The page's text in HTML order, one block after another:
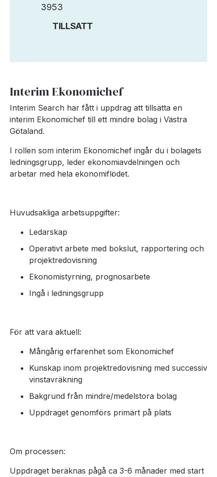
3953
TILLSATT
Interim Ekonomichef
Interim Search har fått i uppdrag att tillsätta en
interim Ekonomichef till ett mindre bolag i Västra
Götaland.
I rollen som interim Ekonomichef ingår du i bolagets
ledningsgrupp, leder ekonomiavdelningen och
arbetar med hela ekonomiflödet.
Huvudsakliga arbetsuppgifter:
Ledarskap
Operativt arbete med bokslut, rapportering och
projektredovisning
Ekonomistyrning, prognosarbete
Ingå i ledningsgrupp
För att vara aktuell:
Mångårig erfarenhet som Ekonomichef
Kunskap inom projektredovisning med successiv
vinstavräkning
Bakgrund från mindre/medelstora bolag
Uppdraget genomförs primärt på plats
Om processen:
Uppdraget beräknas pågå ca 3-6 månader med start